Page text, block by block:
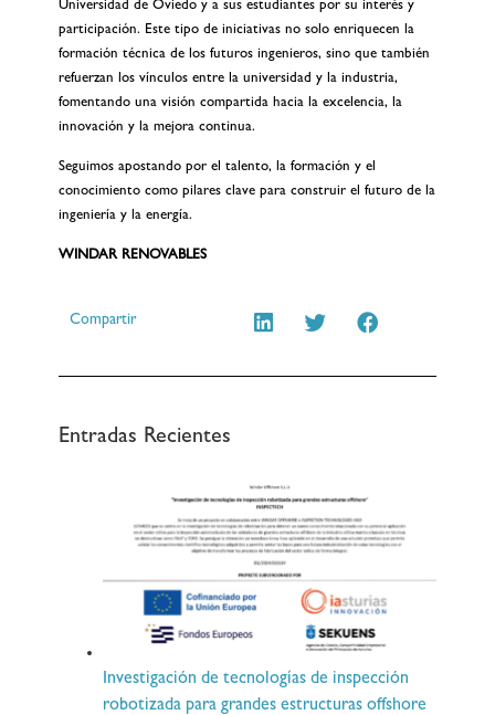
Universidad de Oviedo y a sus estudiantes por su interés y
participación. Este tipo de iniciativas no solo enriquecen la
formación técnica de los futuros ingenieros, sino que también
refuerzan los vínculos entre la universidad y la industria,
fomentando una visión compartida hacia la excelencia, la
innovación y la mejora continua.
Seguimos apostando por el talento, la formación y el
conocimiento como pilares clave para construir el futuro de la
ingeniería y la energía.
WINDAR RENOVABLES
Compartir
Entradas Recientes
Investigación de tecnologías de inspección
robotizada para grandes estructuras offshore